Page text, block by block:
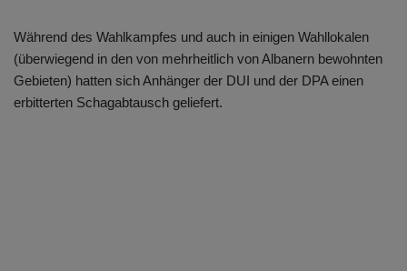
Während des Wahlkampfes und auch in einigen Wahllokalen
(überwiegend in den von mehrheitlich von Albanern bewohnten
Gebieten) hatten sich Anhänger der DUI und der DPA einen
erbitterten Schagabtausch geliefert.